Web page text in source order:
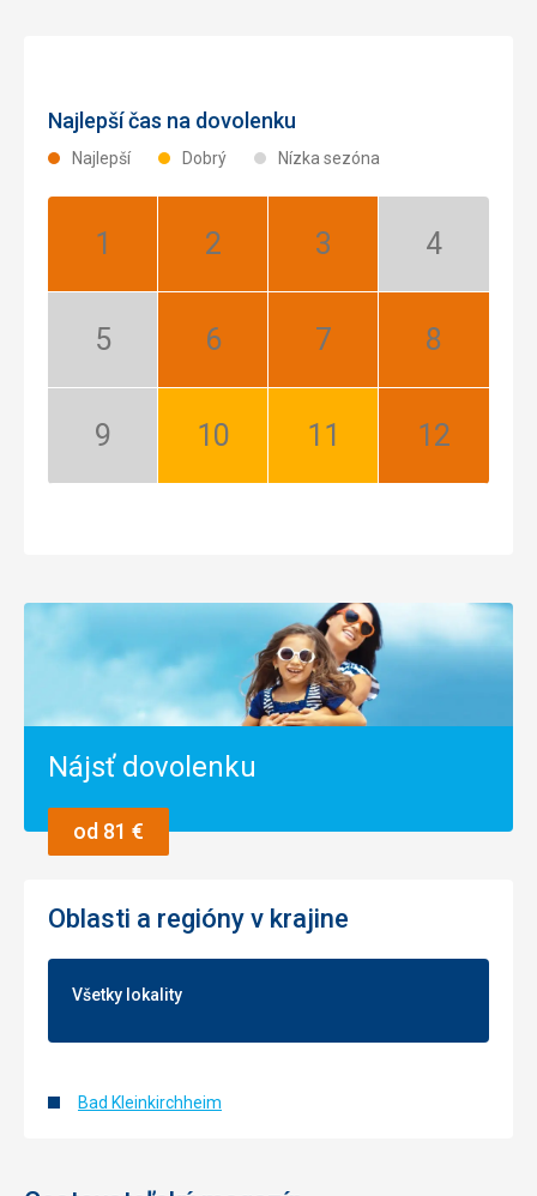
Najlepší čas na dovolenku
Najlepší Dobrý Nízka sezóna
Január:
Február:
Marec:
Apríl:
Máj:
Jún:
Júl:
August:
September:
Október:
November:
December:
Nájsť dovolenku
od 81 €
Oblasti a regióny v krajine
Všetky lokality
Bad Kleinkirchheim